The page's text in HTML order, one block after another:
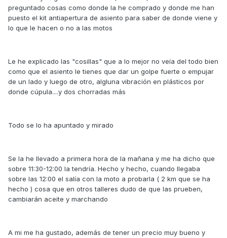
preguntado cosas como donde la he comprado y donde me han
puesto el kit antiapertura de asiento para saber de donde viene y
lo que le hacen o no a las motos
Le he explicado las "cosillas" que a lo mejor no veía del todo bien
como que el asiento le tienes que dar un golpe fuerte o empujar
de un lado y luego de otro, algluna vibración en plásticos por
donde cúpula....y dos chorradas más
Todo se lo ha apuntado y mirado
Se la he llevado a primera hora de la mañana y me ha dicho que
sobre 11:30-12:00 la tendría. Hecho y hecho, cuando llegaba
sobre las 12:00 el salía con la moto a probarla ( 2 km que se ha
hecho ) cosa que en otros talleres dudo de que las prueben,
cambiarán aceite y marchando
A mi me ha gustado, además de tener un precio muy bueno y